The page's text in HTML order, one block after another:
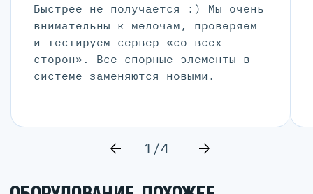
Быстрее не получается :) Мы очень
внимательны к мелочам, проверяем
и тестируем сервер «со всех
сторон». Все спорные элементы в
системе заменяются новыми.
1/4